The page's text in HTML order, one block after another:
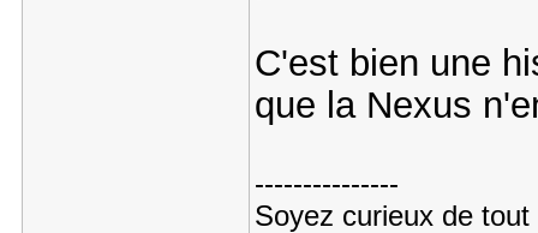
C'est bien une
que la Nexus
---------------
Soyez curieux de